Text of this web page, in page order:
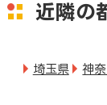
近隣の
埼玉県 神